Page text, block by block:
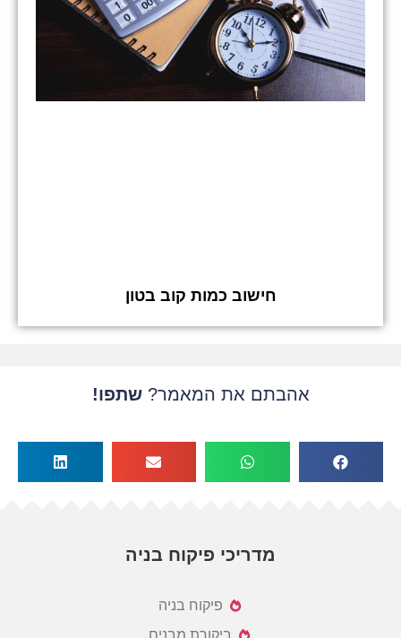
חישוב כמות קוב בטון
אהבתם את המאמר? שתפו!
מדריכי פיקוח בניה
פיקוח בניה